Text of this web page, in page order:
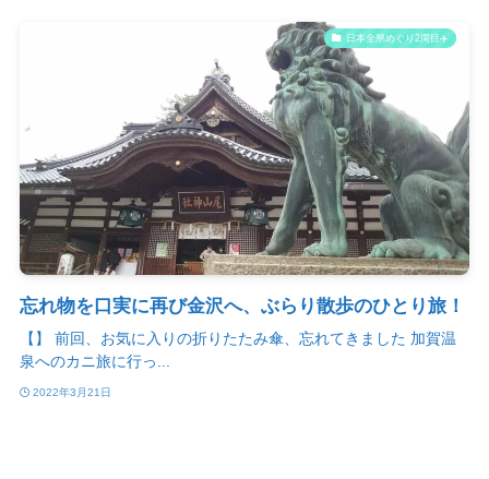
日本全県めぐり2周目✈️
忘れ物を口実に再び金沢へ、ぶらり散歩のひとり旅！
【】 前回、お気に入りの折りたたみ傘、忘れてきました 加賀温
泉へのカニ旅に行っ...
2022年3月21日